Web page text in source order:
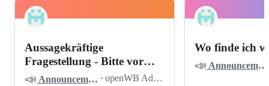
openWB
Discussions
Pinned
Aussagekräftige
Fragestellung - Bitte vor
dem Posten lesen
📣 Announcements · openWB Admin
Wo finde ich
📣 Announcements